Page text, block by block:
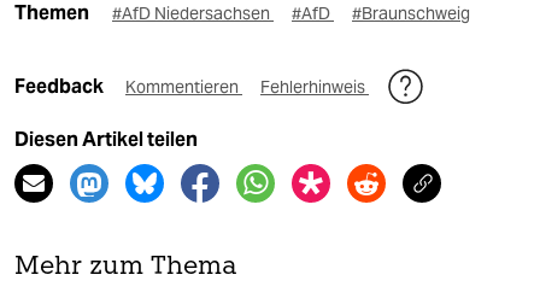
Themen #AfD Niedersachsen #AfD #Braunschweig
Feedback Kommentieren Fehlerhinweis
Diesen Artikel teilen
Mehr zum Thema